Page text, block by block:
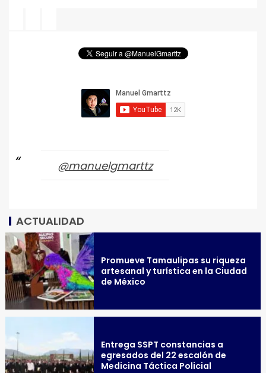
@manuelgmarttz
ACTUALIDAD
Promueve Tamaulipas su riqueza
artesanal y turística en la Ciudad
de México
Entrega SSPT constancias a
egresados del 22 escalón de
Medicina Táctica Policial